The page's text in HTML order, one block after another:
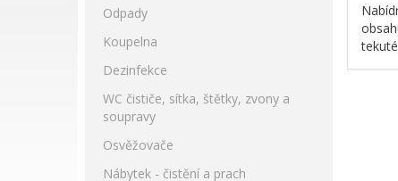
Odpady
Koupelna
Dezinfekce
WC čističe, sítka, štětky, zvony a
soupravy
Osvěžovače
Nábytek - čistění a prach